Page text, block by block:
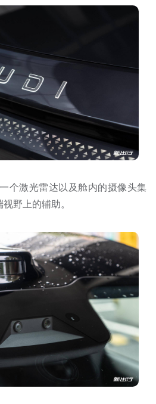
个激光雷达以及舱内的摄像头集
野上的辅助。